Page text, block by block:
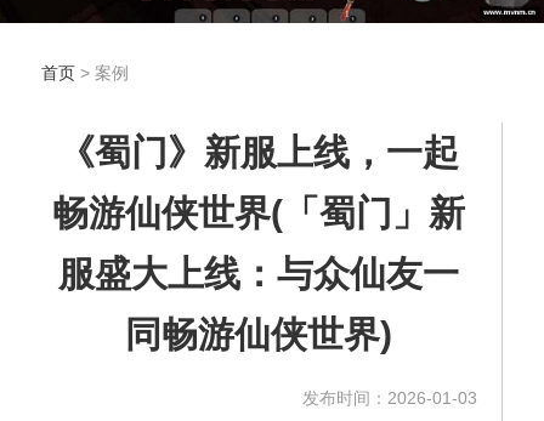
首页> 案例
《蜀门》新服上线，一起
畅游仙侠世界(「蜀门」新
服盛大上线：与众仙友一
同畅游仙侠世界)
发布时间：2026-01-03